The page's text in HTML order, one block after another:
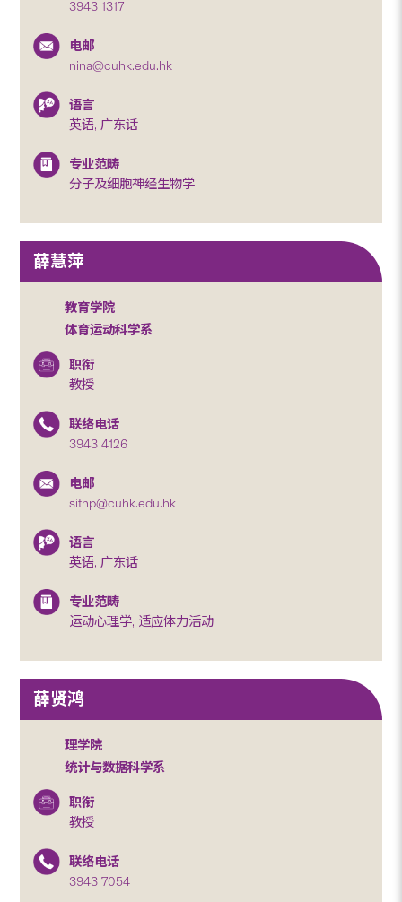
3943 1317
电邮
nina@cuhk.edu.hk
语言
英语, 广东话
专业范畴
分子及细胞神经生物学
薛慧萍
教育学院
体育运动科学系
职衔
教授
联络电话
3943 4126
电邮
sithp@cuhk.edu.hk
语言
英语, 广东话
专业范畴
运动心理学, 适应体力活动
薛贤鸿
理学院
统计与数据科学系
职衔
教授
联络电话
3943 7054